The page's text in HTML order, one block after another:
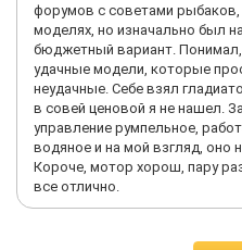
форумов с советами
моделях, но изначально был
бюджетный вариант.
удачные модели, которые
неудачные. Себе взял
в совей ценовой я не нашел.
управление румпельное,
водяное и на мой взгляд, оно
Короче, мотор хорош, пару
все отлично.